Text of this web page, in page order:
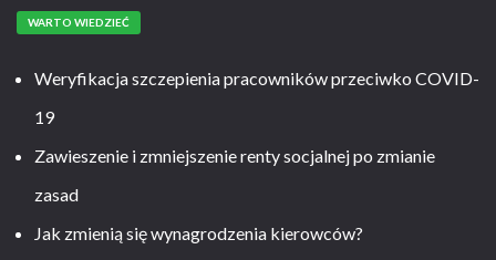
WARTO WIEDZIEĆ
Weryfikacja szczepienia pracowników przeciwko COVID-
19
Zawieszenie i zmniejszenie renty socjalnej po zmianie
zasad
Jak zmienią się wynagrodzenia kierowców?